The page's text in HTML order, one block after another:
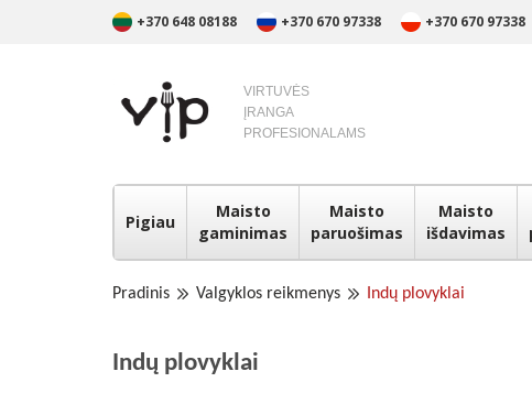
+370 648 08188 +370 670 97338 +370 670 97338
VIRTUVĖS
ĮRANGA
PROFESIONALAMS
Pigiau
Maisto
gaminimas
Maisto
paruošimas
Maisto
išdavimas
Pradinis Valgyklos reikmenys Indų plovyklai
Indų plovyklai